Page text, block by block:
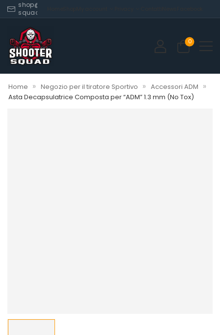
shop@shooter-
squad.com
0
Home » Negozio per il tiratore Sportivo » Accessori ADM »
Asta Decapsulatrice Composta per “ADM” 1.3 mm (No Tox)